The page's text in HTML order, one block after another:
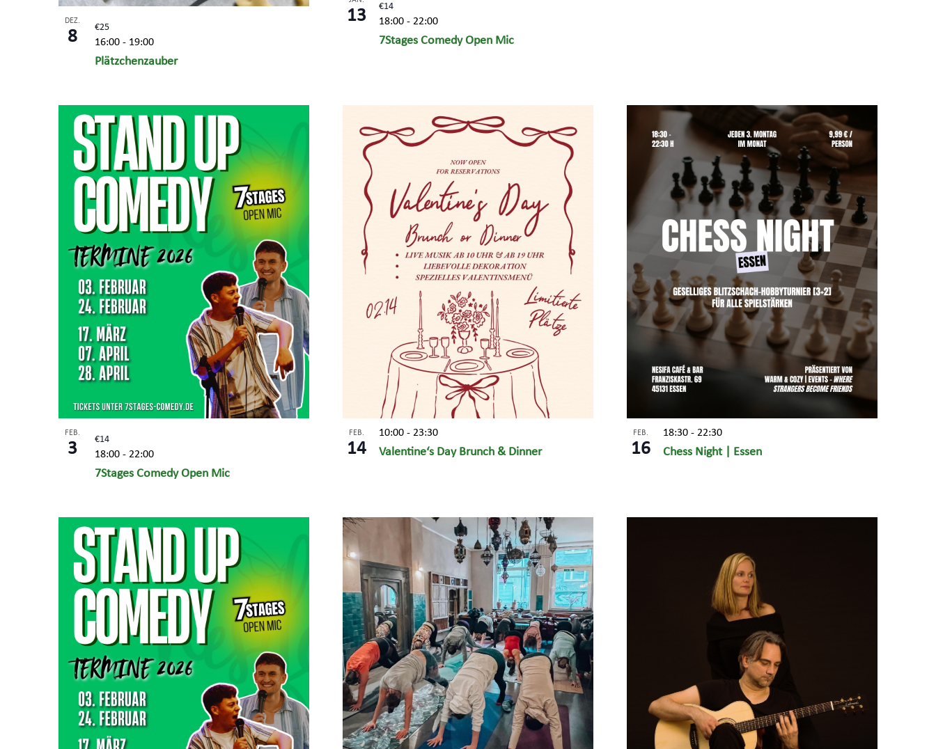
DEZ.
8
Plätzchenzauber
16:00 - 19:00
€25
13
7Stages Comedy Open Mic
18:00 - 22:00
€14
FEB.
3
7Stages Comedy Open Mic
18:00 - 22:00
€14
FEB.
14 Valentine‘s Day Brunch & Dinner
10:00 - 23:30 FEB.
16 Chess Night | Essen
18:30 - 22:30